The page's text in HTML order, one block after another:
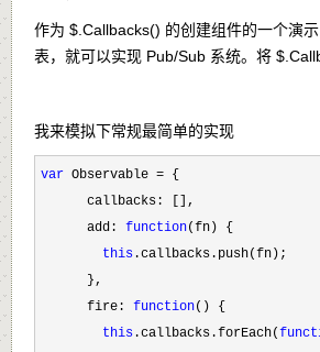
作为 $.Callbacks() 的创建组件的一个演
表，就可以实现 Pub/Sub 系统。将
我来模拟下常规最简单的实现
var Observable = {
      callbacks: [],
      add:
function(fn) {
this .callbacks.push(fn);
      },
      fire:
function() {
this .callbacks.forEach(